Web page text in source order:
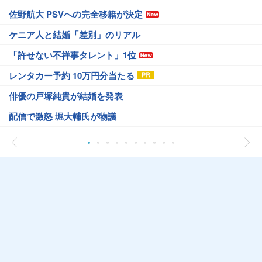
佐野航大 PSVへの完全移籍が決定
ケニア人と結婚「差別」のリアル
「許せない不祥事タレント」1位
レンタカー予約 10万円分当たる
俳優の戸塚純貴が結婚を発表
配信で激怒 堀大輔氏が物議